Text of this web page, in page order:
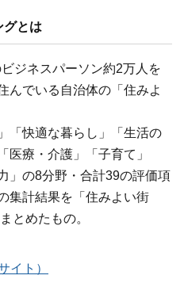
グとは
ジネスパーソン約2万人を
んでいる自治体の「住みよ
「快適な暮らし」「生活の
医療・介護」「子育て」
」の8分野・合計39の評価項
集計結果を「住みよい街
とめたもの。
イト）